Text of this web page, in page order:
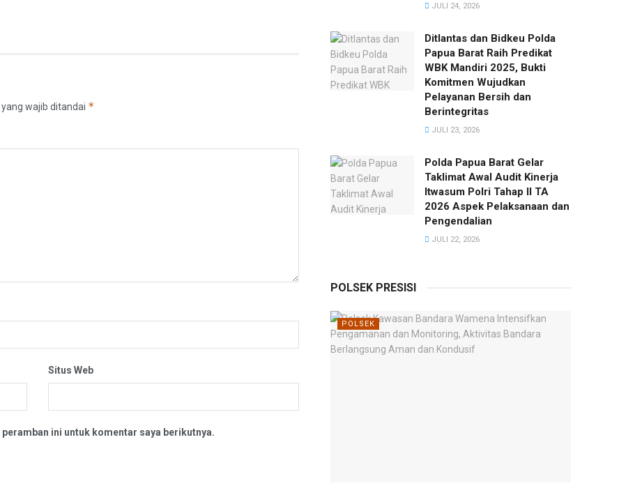
yang wajib ditandai *
Situs Web
ini untuk komentar saya berikutnya.
JULI 24, 2026
Ditlantas dan Bidkeu Polda
Papua Barat Raih Predikat
WBK Mandiri 2025, Bukti
Komitmen Wujudkan
Pelayanan Bersih dan
Berintegritas
JULI 23, 2026
Polda Papua Barat Gelar
Taklimat Awal Audit Kinerja
Itwasum Polri Tahap II TA
2026 Aspek Pelaksanaan dan
Pengendalian
JULI 22, 2026
POLSEK PRESISI
POLSEK